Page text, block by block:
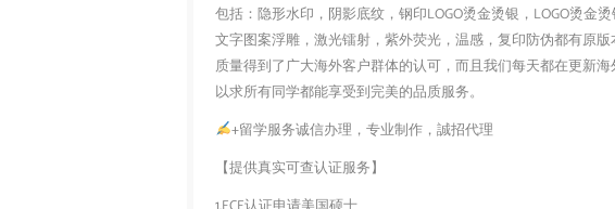
包括：隐形水印，阴影底纹，钢印LOGO烫金烫银，LOGO烫金烫
文字图案浮雕，激光镭射，紫外荧光，温感，复印防伪都有原版
质量得到了广大海外客户群体的认可，而且我们每天都在更新
以求所有同学都能享受到完美的品质服务。
+留学服务诚信办理，专业制作，誠招代理
【提供真实可查认证服务】